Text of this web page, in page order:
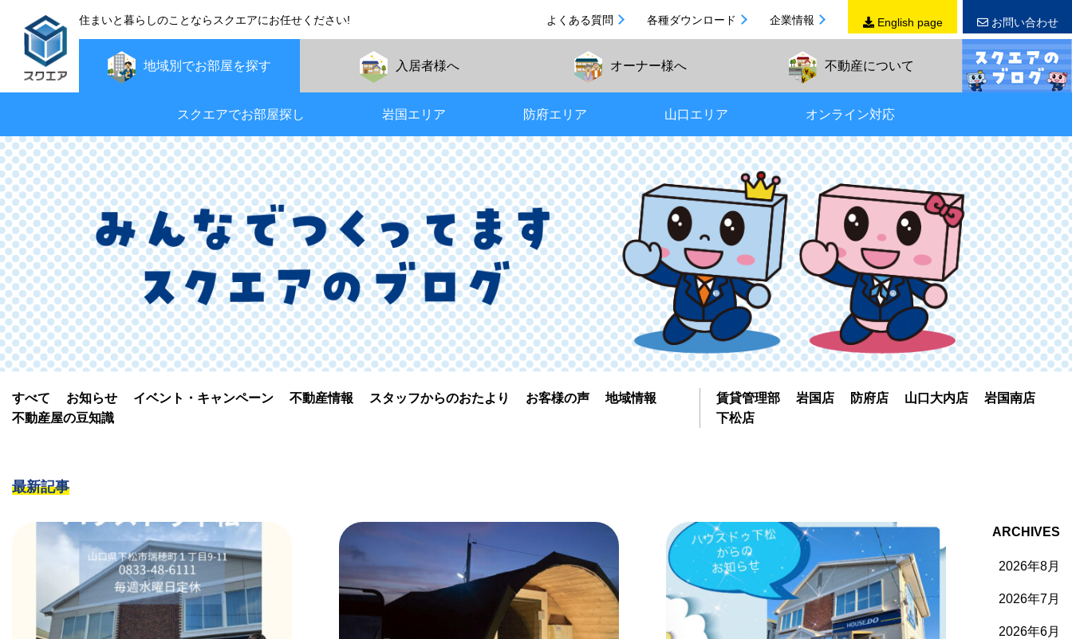
住まいと暮らしのことならスクエアにお任せください! よくある質問 各種ダウンロード 企業情報 English page お問い合わせ
地域別でお部屋を探す
スクエアでお部屋探し 岩国エリア 防府エリア 山口エリア オンライン対応
入居者様へ オーナー様へ 不動産について
すべて お知らせ イベント・キャンペーン 不動産情報 スタッフからのおたより お客様の声
地域情報
不動産屋の豆知識
賃貸管理部 岩国店 防府店 山口大内店
岩国南店
下松店
最新記事
ARCHIVES
2026年8月
2026年7月
2026年6月